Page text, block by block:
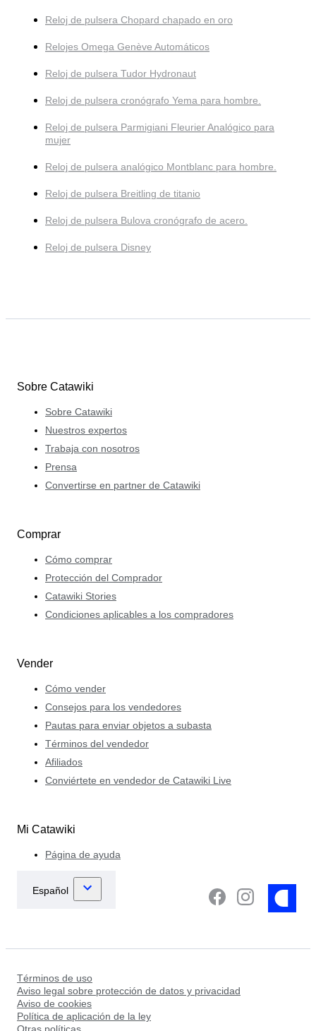
Reloj de pulsera Chopard chapado en oro
Relojes Omega Genève Automáticos
Reloj de pulsera Tudor Hydronaut
Reloj de pulsera cronógrafo Yema para hombre.
Reloj de pulsera Parmigiani Fleurier Analógico para
mujer
Reloj de pulsera analógico Montblanc para hombre.
Reloj de pulsera Breitling de titanio
Reloj de pulsera Bulova cronógrafo de acero.
Reloj de pulsera Disney
Sobre Catawiki
Sobre Catawiki
Nuestros expertos
Trabaja con nosotros
Prensa
Convertirse en partner de Catawiki
Comprar
Cómo comprar
Protección del Comprador
Catawiki Stories
Condiciones aplicables a los compradores
Vender
Cómo vender
Consejos para los vendedores
Pautas para enviar objetos a subasta
Términos del vendedor
Afiliados
Conviértete en vendedor de Catawiki Live
Mi Catawiki
Página de ayuda
Términos de uso
Aviso legal sobre protección de datos y privacidad
Aviso de cookies
Política de aplicación de la ley